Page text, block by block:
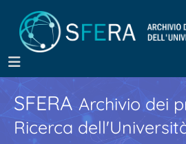
SFERA Archivio dei
Ricerca